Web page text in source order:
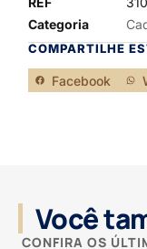
Categoria
COMPARTILHE
Facebook
Você
CONFIRA OS